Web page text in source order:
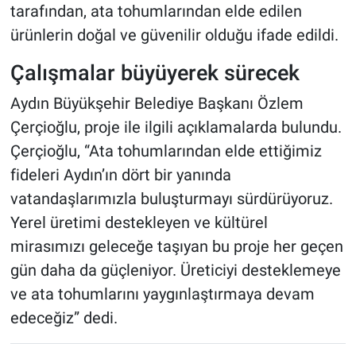
tarafından, ata tohumlarından elde edilen
ürünlerin doğal ve güvenilir olduğu ifade edildi.
Çalışmalar büyüyerek sürecek
Aydın Büyükşehir Belediye Başkanı Özlem
Çerçioğlu, proje ile ilgili açıklamalarda bulundu.
Çerçioğlu, “Ata tohumlarından elde ettiğimiz
fideleri Aydın’ın dört bir yanında
vatandaşlarımızla buluşturmayı sürdürüyoruz.
Yerel üretimi destekleyen ve kültürel
mirasımızı geleceğe taşıyan bu proje her geçen
gün daha da güçleniyor. Üreticiyi desteklemeye
ve ata tohumlarını yaygınlaştırmaya devam
edeceğiz” dedi.